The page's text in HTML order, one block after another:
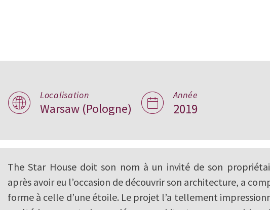
The Star House,
Localisation
Warsaw (Pologne)
Année
2019
The Star House doit son nom à un invité de son
après avoir eu l’occasion de découvrir son architecture, a
forme à celle d’une étoile. Le projet l’a tellement